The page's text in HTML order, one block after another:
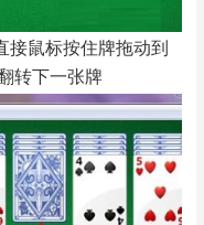
鼠标按住牌拖动到
转下一张牌